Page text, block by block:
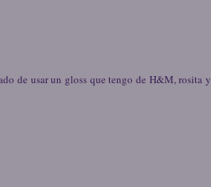
de usar un gloss que tengo de H&M, rosita y